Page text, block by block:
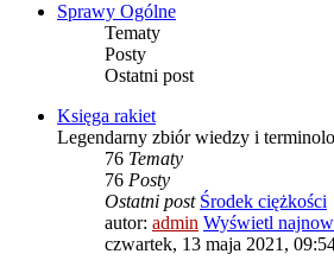
Sprawy Ogólne
Tematy
Posty
Ostatni post
Księga rakiet
Legendarny zbiór wiedzy i
76 Tematy
76 Posty
Ostatni post Środek ciężkości
autor: admin Wyświetl
czwartek, 13 maja 2021,